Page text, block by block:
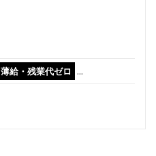
薄給・残業代ゼロ ...